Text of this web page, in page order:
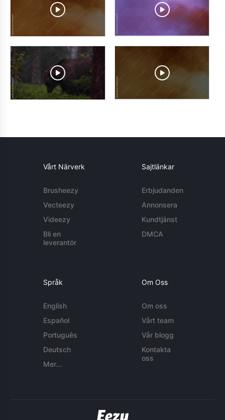
Vårt Närverk
Brusheezy
Vecteezy
Videezy
Bli en
leverantör
Sajtlänkar
Erbjudanden
Annonsera
Kundtjänst
DMCA
Språk
English
Español
Português
Deutsch
Mer...
Om Oss
Om oss
Vårt team
Vår blogg
Kontakta
oss